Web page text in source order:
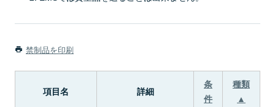
禁制品を印刷
項目名 詳細
条
件
種類
▲